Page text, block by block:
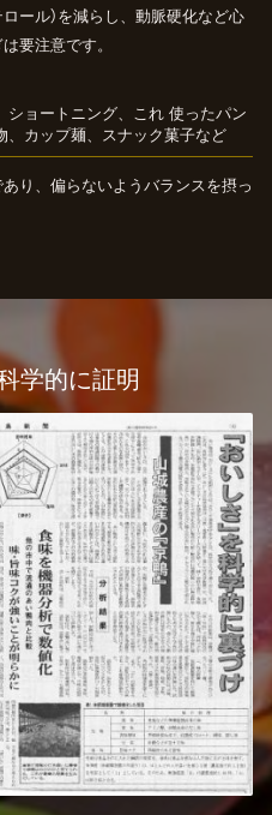
ール）を減らし、動脈硬化など心
要注意です。
ショートニング、これ 使ったパン
、カップ麺、スナック菓子など
り、偏らないようバランスを摂っ
学的に証明